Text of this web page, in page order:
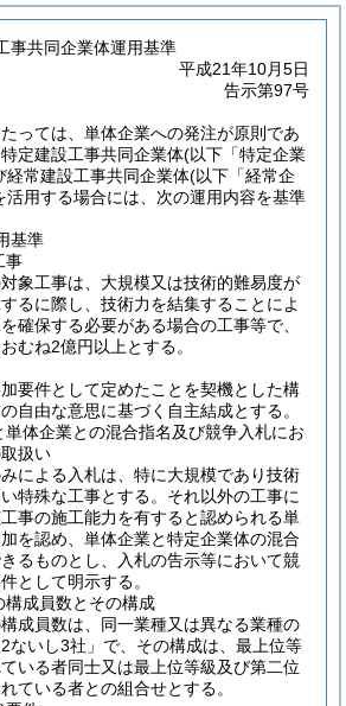
事共同企業体運用基準
平成21年10月5日
告示第97号
っては、単体企業への発注が原則であ
定建設工事共同企業体(以下「特定企業
経常建設工事共同企業体(以下「経常企
活用する場合には、次の運用内容を基準
基準
事
象工事は、大規模又は技術的難易度が
るに際し、技術力を結集することによ
確保する必要がある場合の工事等で、
むね2億円以上とする。
要件として定めたことを契機とした構
自由な意思に基づく自主結成とする。
体企業との混合指名及び競争入札にお
扱い
による入札は、特に大規模であり技術
特殊な工事とする。それ以外の工事に
事の施工能力を有すると認められる単
を認め、単体企業と特定企業体の混合
るものとし、入札の告示等において競
として明示する。
成員数とその構成
成員数は、同一業種又は異なる業種の
ないし3社」で、その構成は、最上位等
いる者同士又は最上位等級及び第二位
ている者との組合せとする。